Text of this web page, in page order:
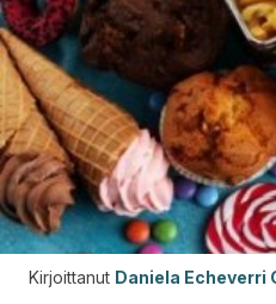
Kirjoittanut Daniela Echeverri